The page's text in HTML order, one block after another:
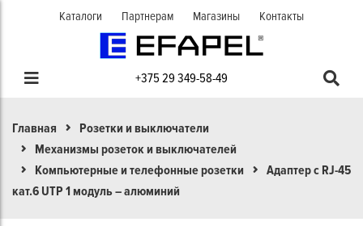
Каталоги Партнерам Магазины Контакты
+375 29 349-58-49
Главная
Розетки и выключатели
Механизмы розеток и выключателей
Компьютерные и телефонные розетки
Адаптер с RJ-45
кат.6 UTP 1 модуль – алюминий